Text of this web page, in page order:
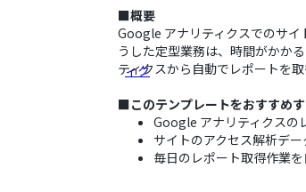
■概要
Google アナリティクスでのサ
うした定型業務は、時間がかか
ティクスから自動でレポートを
■このテンプレートをおすすめ
Google アナリティクスの
サイトのアクセス解析デ
毎日のレポート取得作業